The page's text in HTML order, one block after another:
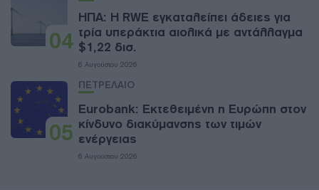
04
ΗΠΑ: Η RWE εγκαταλείπει άδειες για
τρία υπεράκτια αιολικά με αντάλλαγμα
$1,22 δισ.
6 Αυγούστου 2026
05
ΠΕΤΡΕΛΑΙΟ
Eurobank: Εκτεθειμένη η Ευρώπη στον
κίνδυνο διακύμανσης των τιμών
ενέργειας
6 Αυγούστου 2026